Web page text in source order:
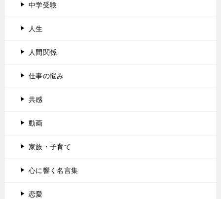
中学受験
人生
人間関係
仕事の悩み
共感
動画
家族・子育て
心に響く名言集
恋愛